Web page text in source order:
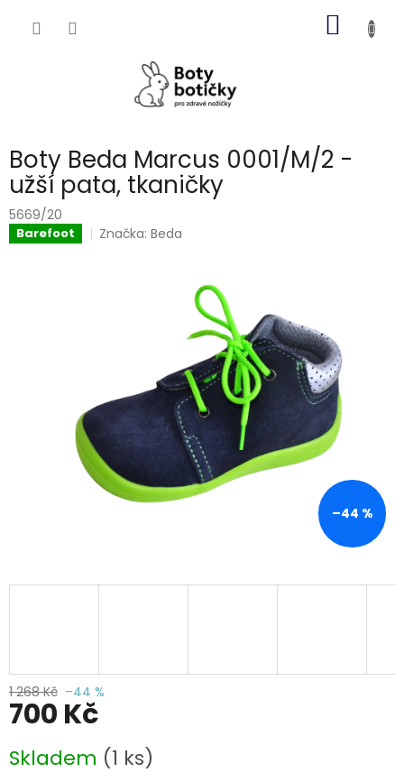
KOŠÍK
Boty Beda Marcus 0001/M/2 -
užší pata, tkaničky
5669/20
Barefoot Značka:Beda
–44 %
1 268 Kč –44 %
700 Kč
cena:
Skladem (1 ks)